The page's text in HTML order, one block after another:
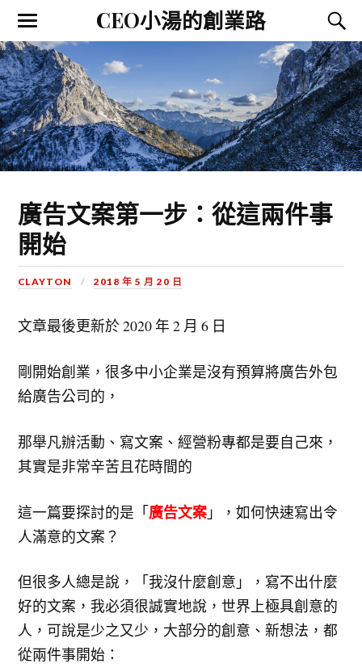
CEO小湯的創業路
廣告文案第一步：從這兩件事
開始
CLAYTON 2018 年 5 月 20 日
文章最後更新於2020 年 2 月 6 日
剛開始創業，很多中小企業是沒有預算將廣告外包
給廣告公司的，
那舉凡辦活動、寫文案、經營粉專都是要自己來，
其實是非常辛苦且花時間的
這一篇要探討的是「廣告文案 」，如何快速寫出令
人滿意的文案？
但很多人總是說，「我沒什麼創意」，寫不出什麼
好的文案，我必須很誠實地說，世界上極具創意的
人，可說是少之又少，大部分的創意、新想法，都
從兩件事開始：